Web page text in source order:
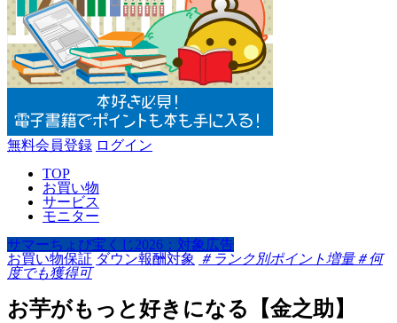
無料会員登録 ログイン
TOP
お買い物
サービス
モニター
サマーちょび宝くじ2026：対象広告
お買い物保証 ダウン報酬対象 ＃ランク別ポイント増量＃何
度でも獲得可
お芋がもっと好きになる【金之助】